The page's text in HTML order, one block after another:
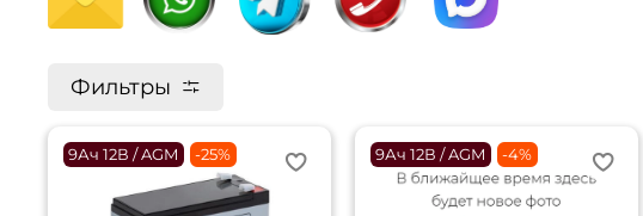
Фильтры
9Ач 12В / AGM -25% 9Ач 12В / AGM -4%